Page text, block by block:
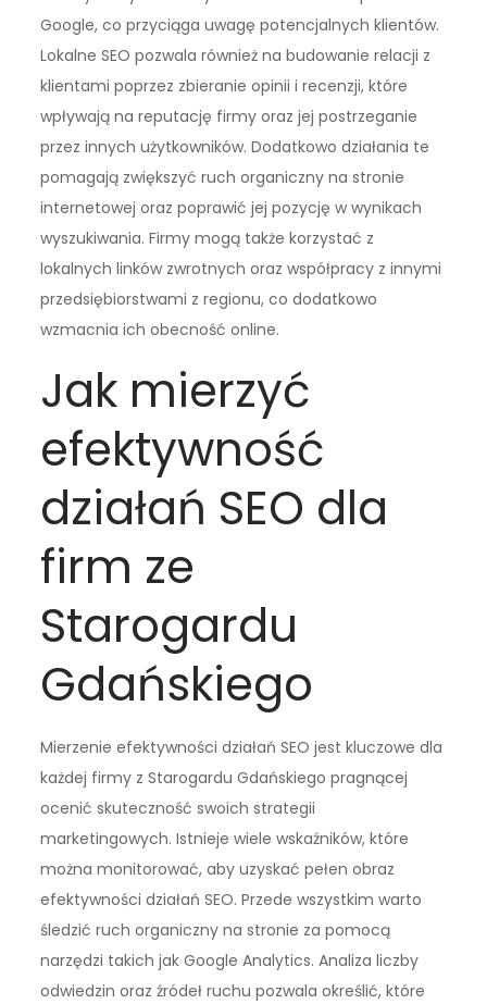
Google, co przyciąga uwagę potencjalnych klientów.
Lokalne SEO pozwala również na budowanie relacji z
klientami poprzez zbieranie opinii i recenzji, które
wpływają na reputację firmy oraz jej postrzeganie
przez innych użytkowników. Dodatkowo działania te
pomagają zwiększyć ruch organiczny na stronie
internetowej oraz poprawić jej pozycję w wynikach
wyszukiwania. Firmy mogą także korzystać z
lokalnych linków zwrotnych oraz współpracy z innymi
przedsiębiorstwami z regionu, co dodatkowo
wzmacnia ich obecność online.
Jak mierzyć
efektywność
działań SEO dla
firm ze
Starogardu
Gdańskiego
Mierzenie efektywności działań SEO jest kluczowe dla
każdej firmy z Starogardu Gdańskiego pragnącej
ocenić skuteczność swoich strategii
marketingowych. Istnieje wiele wskaźników, które
można monitorować, aby uzyskać pełen obraz
efektywności działań SEO. Przede wszystkim warto
śledzić ruch organiczny na stronie za pomocą
narzędzi takich jak Google Analytics. Analiza liczby
odwiedzin oraz źródeł ruchu pozwala określić, które